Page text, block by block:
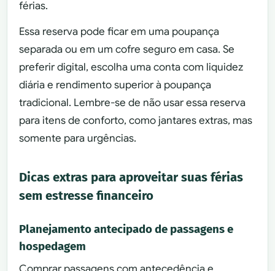
férias.
Essa reserva pode ficar em uma poupança
separada ou em um cofre seguro em casa. Se
preferir digital, escolha uma conta com liquidez
diária e rendimento superior à poupança
tradicional. Lembre-se de não usar essa reserva
para itens de conforto, como jantares extras, mas
somente para urgências.
Dicas extras para aproveitar suas férias
sem estresse financeiro
Planejamento antecipado de passagens e
hospedagem